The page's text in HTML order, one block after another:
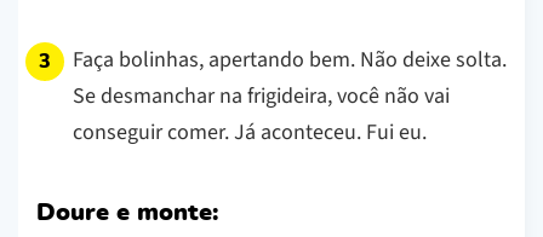
Faça bolinhas, apertando bem. Não deixe solta.
Se desmanchar na frigideira, você não vai
conseguir comer. Já aconteceu. Fui eu.
Doure e monte: